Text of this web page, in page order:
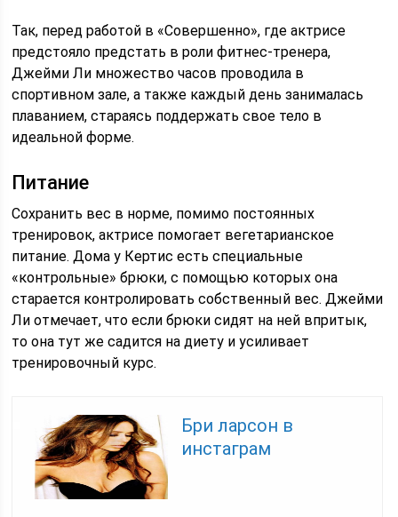
Так, перед работой в «Совершенно», где актрисе
предстояло предстать в роли фитнес-тренера,
Джейми Ли множество часов проводила в
спортивном зале, а также каждый день занималась
плаванием, стараясь поддержать свое тело в
идеальной форме.
Питание
Сохранить вес в норме, помимо постоянных
тренировок, актрисе помогает вегетарианское
питание. Дома у Кертис есть специальные
«контрольные» брюки, с помощью которых она
старается контролировать собственный вес. Джейми
Ли отмечает, что если брюки сидят на ней впритык,
то она тут же садится на диету и усиливает
тренировочный курс.
Бри ларсон в
инстаграм